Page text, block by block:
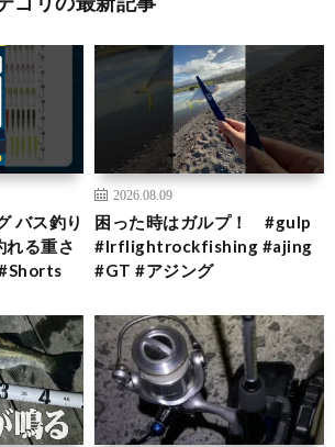
バス釣り
れる重さ
2026.08.09
困った時はガルプ！ #gulp
#lrflightrockfishing #ajing
#GT #アジング